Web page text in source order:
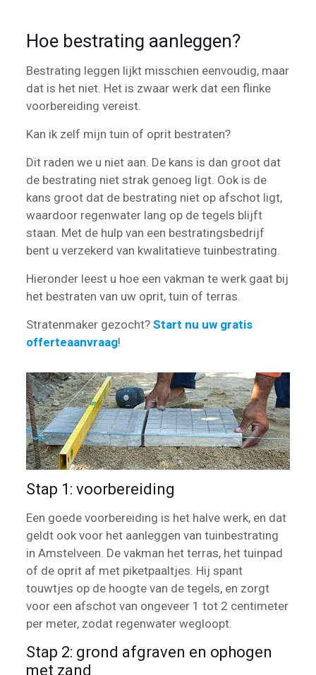
Hoe bestrating aanleggen?
Bestrating leggen lijkt misschien eenvoudig, maar
dat is het niet. Het is zwaar werk dat een flinke
voorbereiding vereist.
Kan ik zelf mijn tuin of oprit bestraten?
Dit raden we u niet aan. De kans is dan groot dat
de bestrating niet strak genoeg ligt. Ook is de
kans groot dat de bestrating niet op afschot ligt,
waardoor regenwater lang op de tegels blijft
staan. Met de hulp van een bestratingsbedrijf
bent u verzekerd van kwalitatieve tuinbestrating.
Hieronder leest u hoe een vakman te werk gaat bij
het bestraten van uw oprit, tuin of terras.
Stratenmaker gezocht? Start nu uw gratis
offerteaanvraag!
Stap 1: voorbereiding
Een goede voorbereiding is het halve werk, en dat
geldt ook voor het aanleggen van tuinbestrating
in Amstelveen. De vakman het terras, het tuinpad
of de oprit af met piketpaaltjes. Hij spant
touwtjes op de hoogte van de tegels, en zorgt
voor een afschot van ongeveer 1 tot 2 centimeter
per meter, zodat regenwater wegloopt.
Stap 2: grond afgraven en ophogen
met zand